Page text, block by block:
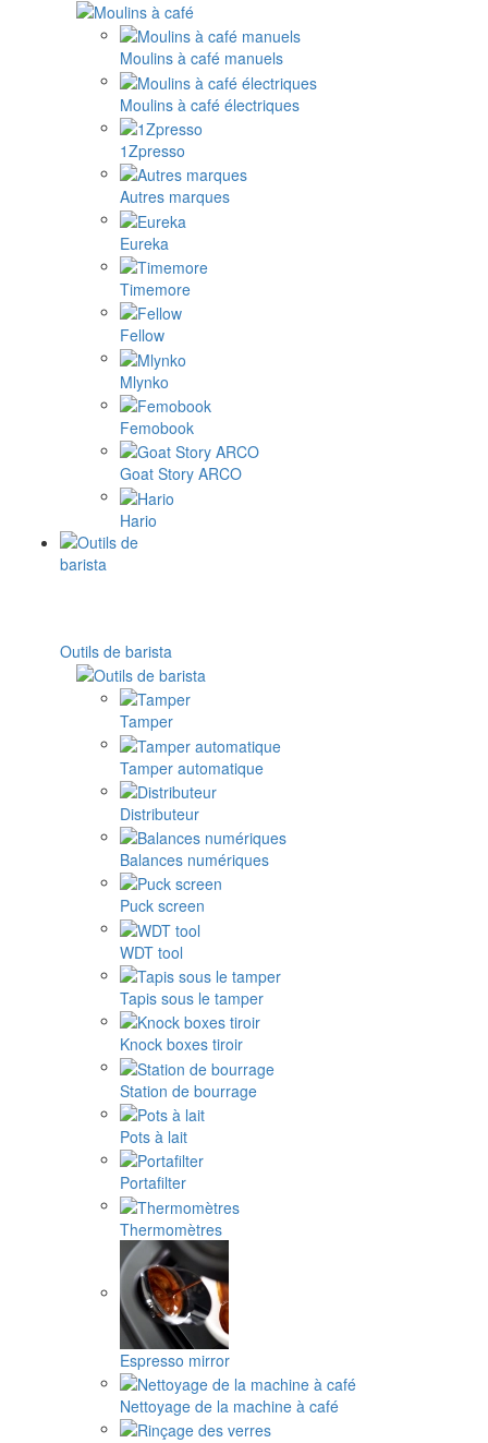
Moulins à café manuels
Moulins à café électriques
1Zpresso
Autres marques
Eureka
Timemore
Fellow
Mlynko
Femobook
Goat Story ARCO
Hario
Outils de barista
Tamper
Tamper automatique
Distributeur
Balances numériques
Puck screen
WDT tool
Tapis sous le tamper
Knock boxes tiroir
Station de bourrage
Pots à lait
Portafilter
Thermomètres
Espresso mirror
Nettoyage de la machine à café